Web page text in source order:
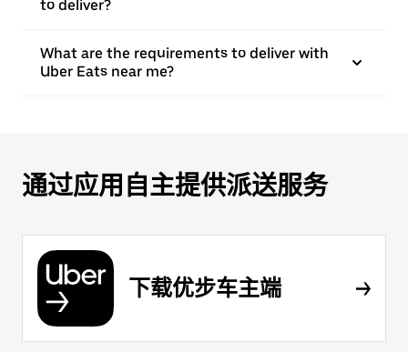
to deliver?
What are the requirements to deliver with
Uber Eats near me?
通过应用自主提供派送服务
下载优步车主端